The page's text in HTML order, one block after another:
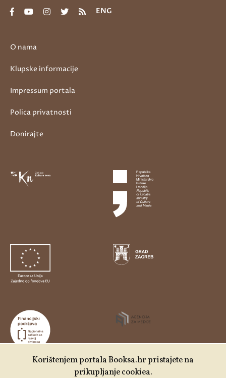
O nama
Klupske informacije
Impressum portala
Polica privatnosti
Donirajte
ENG
Korištenjem portala Booksa.hr pristajete na
prikupljanje cookiea.